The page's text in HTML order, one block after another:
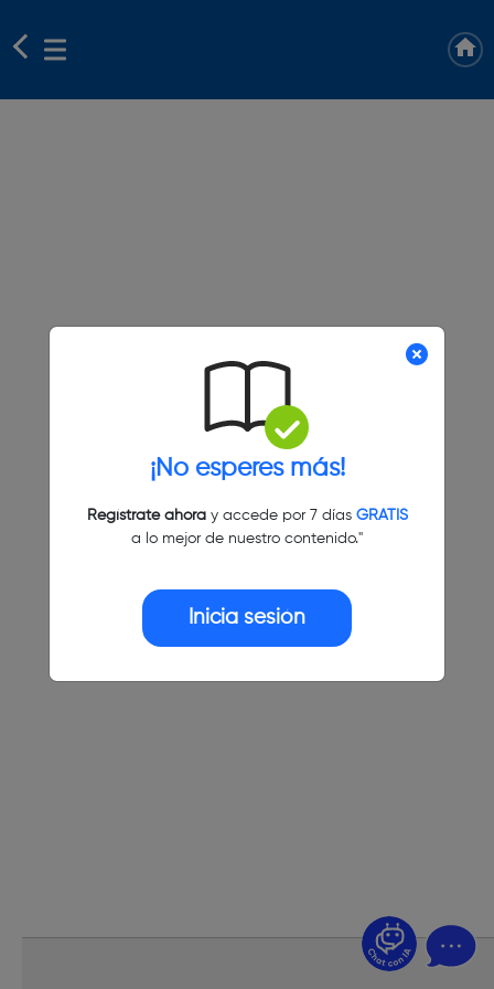
¡No esperes más!
Regístrate ahoray accede por 7 días GRATIS
a lo mejor de nuestro contenido."
Inicia sesión